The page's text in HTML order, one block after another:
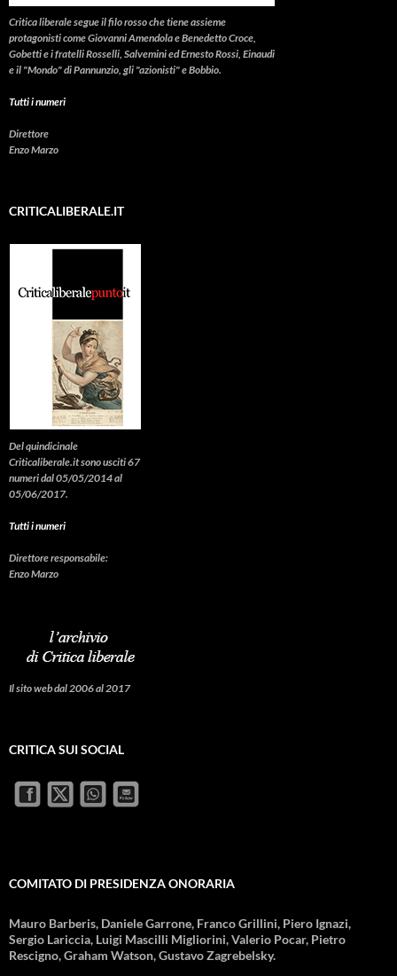
Critica liberalesegue il filo rosso che tiene assieme
protagonisti come Giovanni Amendola e Benedetto Croce,
Gobetti e i fratelli Rosselli, Salvemini ed Ernesto Rossi, Einaudi
e il "Mondo" di Pannunzio, gli "azionisti" e Bobbio.
Tutti i numeri
Direttore
Enzo Marzo
CRITICALIBERALE.IT
Del quindicinale
Criticaliberale.it sono usciti 67
numeri dal 05/05/2014 al
05/06/2017.
Tutti i numeri
Direttore responsabile:
Enzo Marzo
Il sito web dal 2006 al 2017
CRITICA SUI SOCIAL
COMITATO DI PRESIDENZA ONORARIA
Mauro Barberis, Daniele Garrone, Franco Grillini, Piero Ignazi,
Sergio Lariccia, Luigi Mascilli Migliorini, Valerio Pocar, Pietro
Rescigno, Graham Watson, Gustavo Zagrebelsky.